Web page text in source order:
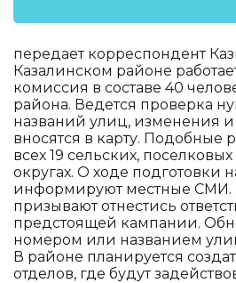
передает корреспондент
Казалинском районе
комиссия в составе 40
района. Ведется проверка
названий улиц, изменения
вносятся в карту. Подобные
всех 19 сельских,
округах. О ходе подготовки
информируют местные СМИ.
призывают отнестись
предстоящей кампании.
номером или названием
В районе планируется
отделов, где будут